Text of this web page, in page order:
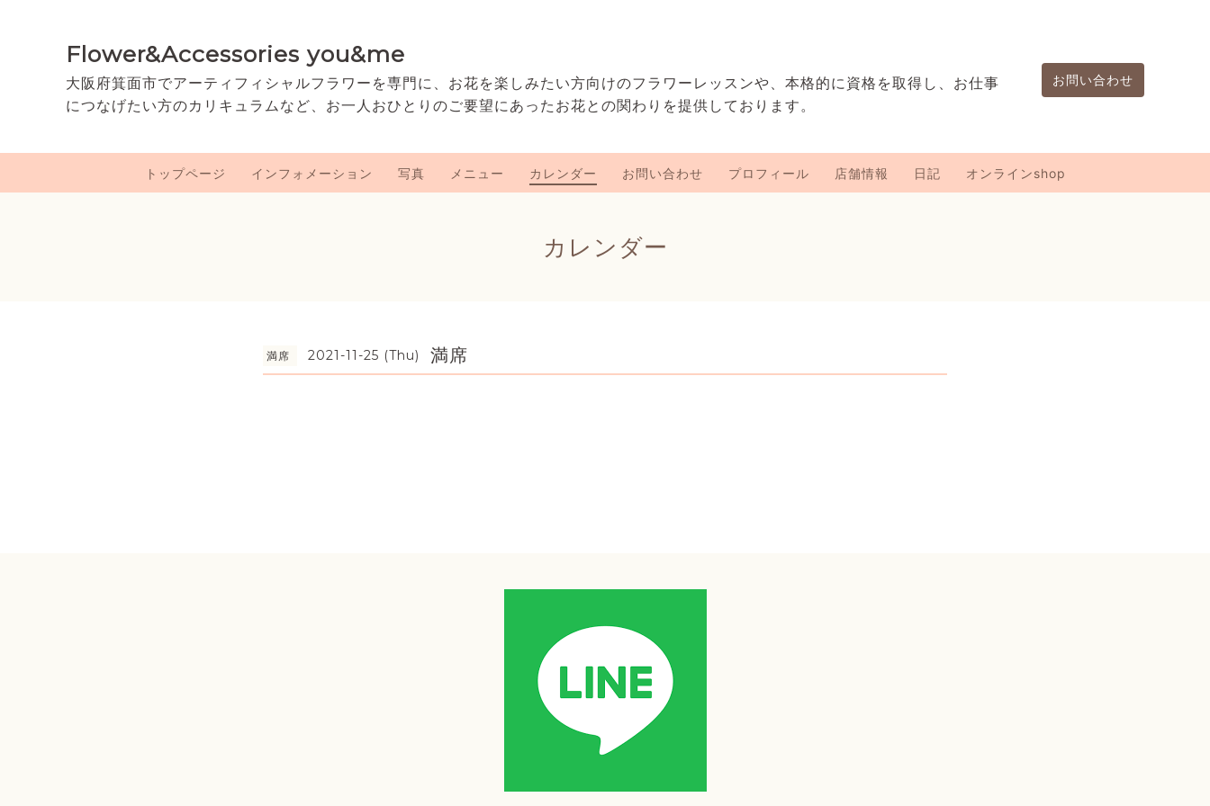
Flower&Accessories you&me
大阪府箕面市でアーティフィシャルフラワーを専門に、お花を楽しみたい方向けのフラワーレッスンや、本格的に資格を取得し、お仕事
につなげたい方のカリキュラムなど、お一人おひとりのご要望にあったお花との関わりを提供しております。
お問い合わせ
トップページ インフォメーション 写真 メニュー カレンダー お問い合わせ プロフィール 店舗情報 日記 オンラインshop
カレンダー
満席 2021-11-25 (Thu) 満席